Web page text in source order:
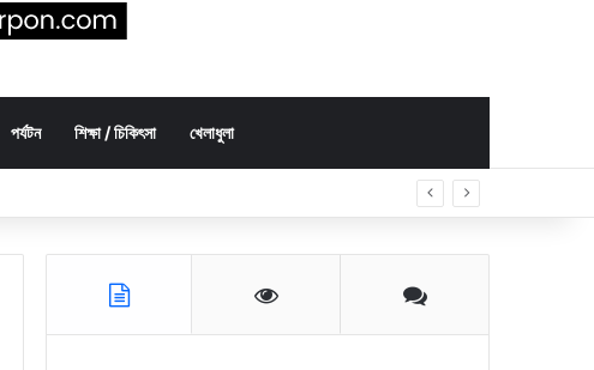
পর্যটন শিক্ষা / চিকিৎসা খেলাধুলা